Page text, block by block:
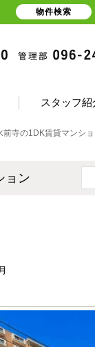
スタッフ紹
寺の1DK賃貸マンショ
ョン
物件検索